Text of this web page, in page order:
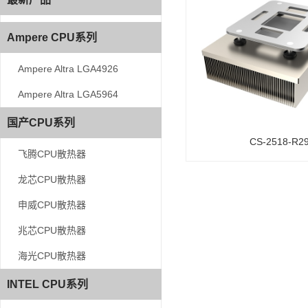
Ampere CPU系列
Ampere Altra LGA4926
Ampere Altra LGA5964
国产CPU系列
飞腾CPU散热器
龙芯CPU散热器
申威CPU散热器
兆芯CPU散热器
海光CPU散热器
INTEL CPU系列
Ampere CPU系列
Ampere Altra LGA4926
Ampere Altra LGA5964
国产CPU系列
飞腾CPU散热器
龙芯CPU散热器
申威CPU散热器
兆芯CPU散热器
海光CPU散热器
INTEL CPU系列
CS-2518-